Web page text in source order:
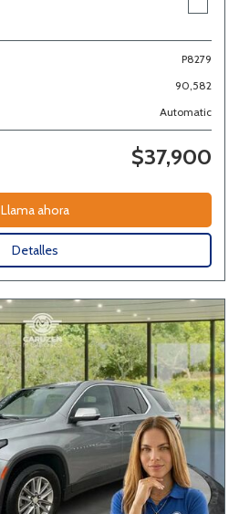
P8279
90,582
Automatic
$37,900
Llama ahora
Detalles